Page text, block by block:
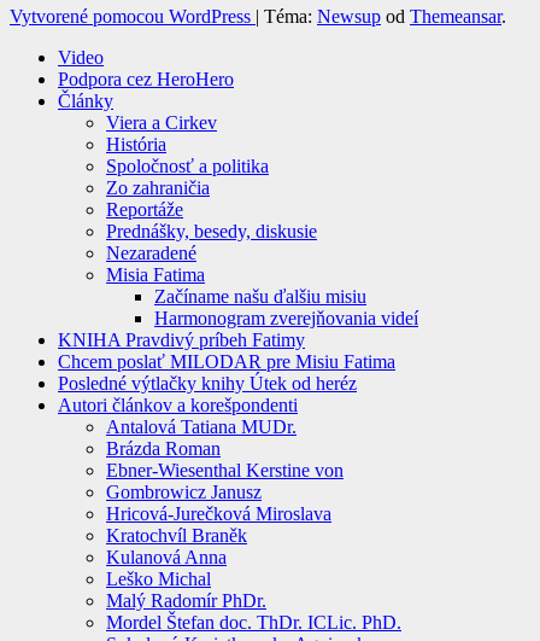
Vytvorené pomocou WordPress | Téma: Newsup od Themeansar.
Video
Podpora cez HeroHero
Články
Viera a Cirkev
História
Spoločnosť a politika
Zo zahraničia
Reportáže
Prednášky, besedy, diskusie
Nezaradené
Misia Fatima
Začíname našu ďalšiu misiu
Harmonogram zverejňovania videí
KNIHA Pravdivý príbeh Fatimy
Chcem poslať MILODAR pre Misiu Fatima
Posledné výtlačky knihy Útek od heréz
Autori článkov a korešpondenti
Antalová Tatiana MUDr.
Brázda Roman
Ebner-Wiesenthal Kerstine von
Gombrowicz Janusz
Hricová-Jurečková Miroslava
Kratochvíl Braněk
Kulanová Anna
Leško Michal
Malý Radomír PhDr.
Mordel Štefan doc. ThDr. ICLic. PhD.